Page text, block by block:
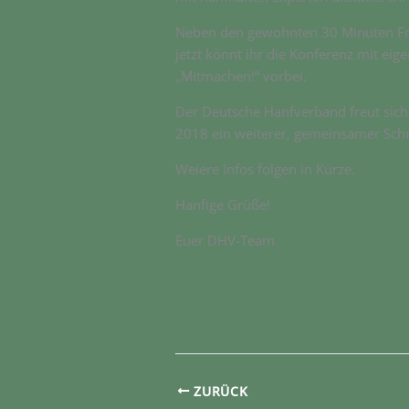
Neben den gewohnten 30 Minuten
jetzt könnt ihr die Konferenz mit
„Mitmachen!“ vorbei.
Der Deutsche Hanfverband freut
2018 ein weiterer, gemeinsamer
Weiere Infos folgen in Kürze.
Hanfige Grüße!
Euer DHV-Team
ZURÜCK